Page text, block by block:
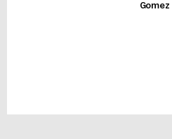
Gomez